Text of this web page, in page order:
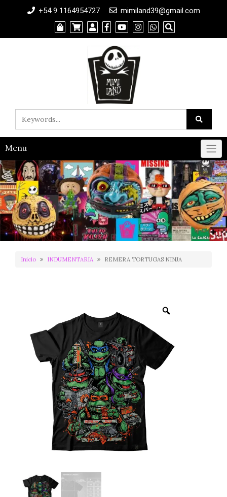
+54 9 1164954727 mimiland39@gmail.com
Menu
Inicio INDUMENTARIA REMERA TORTUGAS NINJA